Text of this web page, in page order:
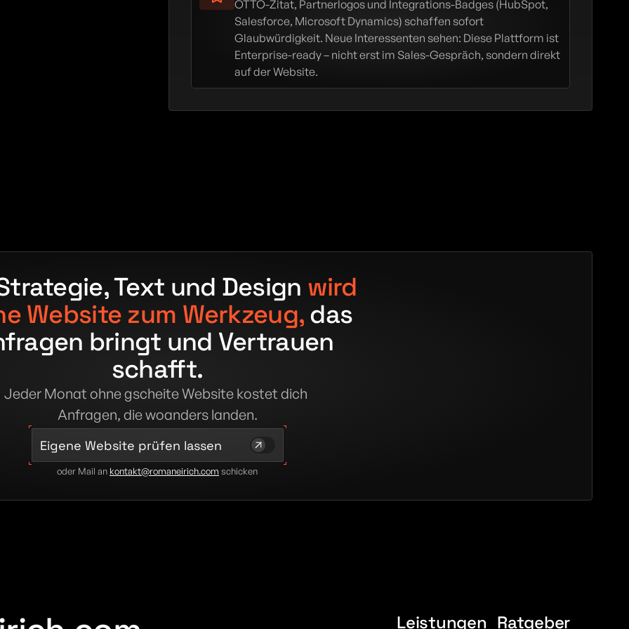
OTTO-Zitat, Partnerlogos und Integrations-Badges (HubSpot,
Salesforce, Microsoft Dynamics) schaffen sofort
Glaubwürdigkeit. Neue Interessenten sehen: Diese Plattform ist
Enterprise-ready – nicht erst im Sales-Gespräch, sondern direkt
auf der Website.
Text und Design wird
Website zum Werkzeug, das
bringt und Vertrauen
schafft.
Jeder Monat ohne gscheite Website kostet dich
Anfragen, die woanders landen.
Eigene Website prüfen lassen
oder Mail an kontakt@romaneirich.com schicken
Leistungen Ratgeber